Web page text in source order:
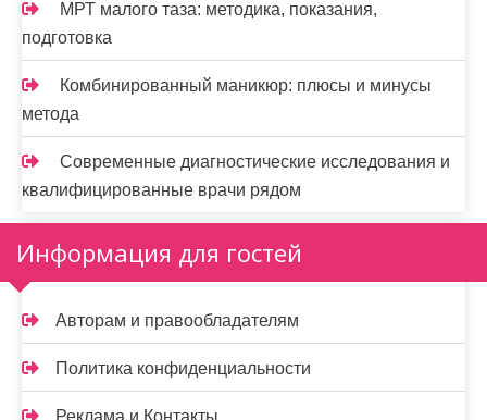
МРТ малого таза: методика, показания,
подготовка
Комбинированный маникюр: плюсы и минусы
метода
Современные диагностические исследования и
квалифицированные врачи рядом
Информация для гостей
Авторам и правообладателям
Политика конфиденциальности
Реклама и Контакты